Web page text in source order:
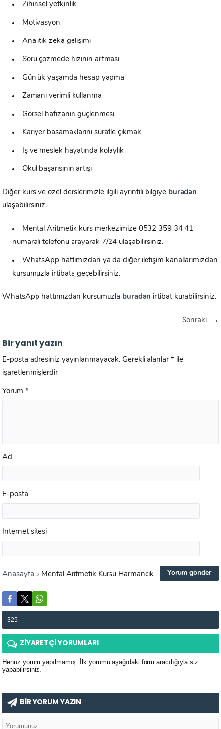
Zihinsel yetkinlik
Motivasyon
Analitik zeka gelişimi
Soru çözmede hızının artması
Günlük yaşamda hesap yapma
Zamanı verimli kullanma
Görsel hafızanın güçlenmesi
Kariyer basamaklarını süratle çıkmak
İş ve meslek hayatında kolaylık
Okul başarısının artışı
Diğer kurs ve özel derslerimizle ilgili ayrıntılı bilgiye buradan
ulaşabilirsiniz.
Mental Aritmetik kurs merkezimize 0532 359 34 41
numaralı telefonu arayarak 7/24 ulaşabilirsiniz.
WhatsApp hattımızdan ya da diğer iletişim kanallarımızdan
kursumuzla irtibata geçebilirsiniz.
WhatsApp hattımızdan kursumuzla buradan irtibat kurabilirsiniz.
Sonraki →
Bir yanıt yazın
E-posta adresiniz yayınlanmayacak. Gerekli alanlar * ile
işaretlenmişlerdir
Yorum *
Ad
E-posta
İnternet sitesi
Anasayfa » Mental Aritmetik Kursu Harmancık
325
ZİYARETÇİ YORUMLARI
Henüz yorum yapılmamış. İlk yorumu aşağıdaki form aracılığıyla siz
yapabilirsiniz.
BİR YORUM YAZIN